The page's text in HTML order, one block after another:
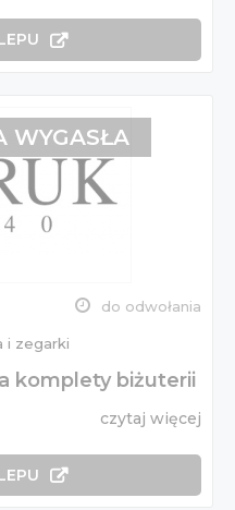
do odwołania
i zegarki
komplety biżuterii
czytaj więcej
WYGASŁA